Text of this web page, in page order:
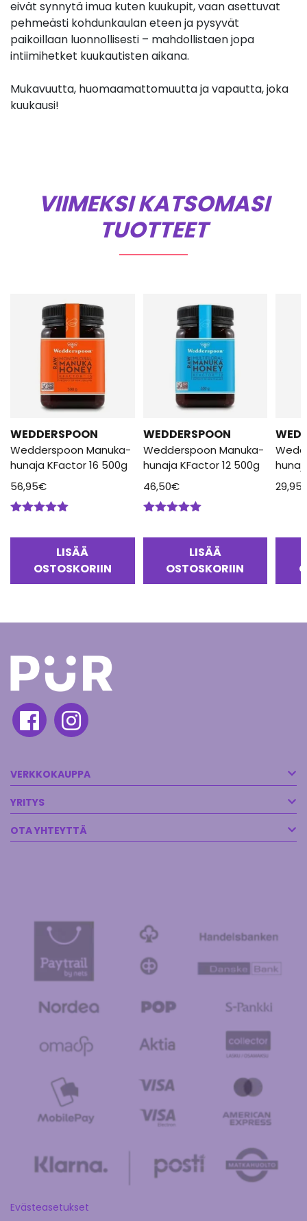
eivät synnytä imua kuten kuukupit, vaan asettuvat
pehmeästi kohdunkaulan eteen ja pysyvät
paikoillaan luonnollisesti – mahdollistaen jopa
intiimihetket kuukautisten aikana.
Mukavuutta, huomaamattomuutta ja vapautta, joka
kuukausi!
VIIMEKSI KATSOMASI
TUOTTEET
WEDDERSPOON
Wedderspoon Manuka-
hunaja KFactor 16 500g
56,95€
LISÄÄ
OSTOSKORIIN
WEDDERSPOON
Wedderspoon Manuka-
hunaja KFactor 12 500g
46,50€
LISÄÄ
OSTOSKORIIN
29,95
VERKKOKAUPPA
YRITYS
OTA YHTEYTTÄ
Evästeasetukset